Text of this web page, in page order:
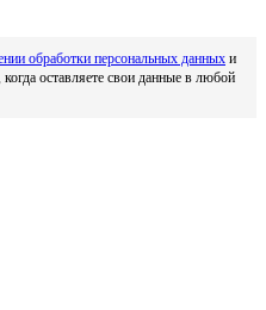
обработки персональных данных и
оставляете свои данные в любой